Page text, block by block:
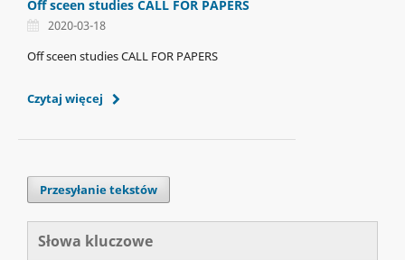
Off sceen studies CALL FOR PAPERS
2020-03-18
Off sceen studies CALL FOR PAPERS
Czytaj więcej
Przesyłanie tekstów
Słowa kluczowe